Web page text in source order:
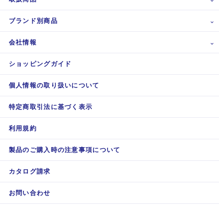
ブランド別商品
会社情報
ショッピングガイド
個人情報の取り扱いについて
特定商取引法に基づく表示
利用規約
製品のご購入時の注意事項について
カタログ請求
お問い合わせ